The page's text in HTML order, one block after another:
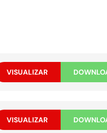
VISUALIZAR
VISUALIZAR